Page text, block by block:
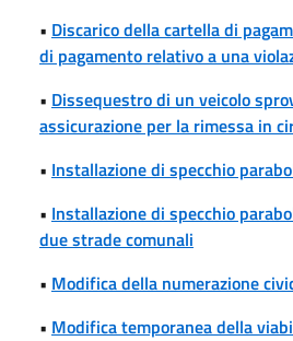
• Discarico della cartella di
di pagamento relativo a una
• Dissequestro di un veicolo
assicurazione per la rimessa in
• Installazione di specchio
• Installazione di specchio
due strade comunali
• Modifica della numerazione
• Modifica temporanea della